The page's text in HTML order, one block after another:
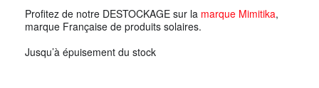
Profitez de notre DESTOCKAGE sur la marque Mimitika,
marque Française de produits solaires.
Jusqu’à épuisement du stock